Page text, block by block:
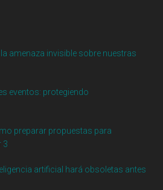
amenaza invisible sobre nuestras
eventos: protegiendo
preparar propuestas para
3
artificial hará obsoletas antes